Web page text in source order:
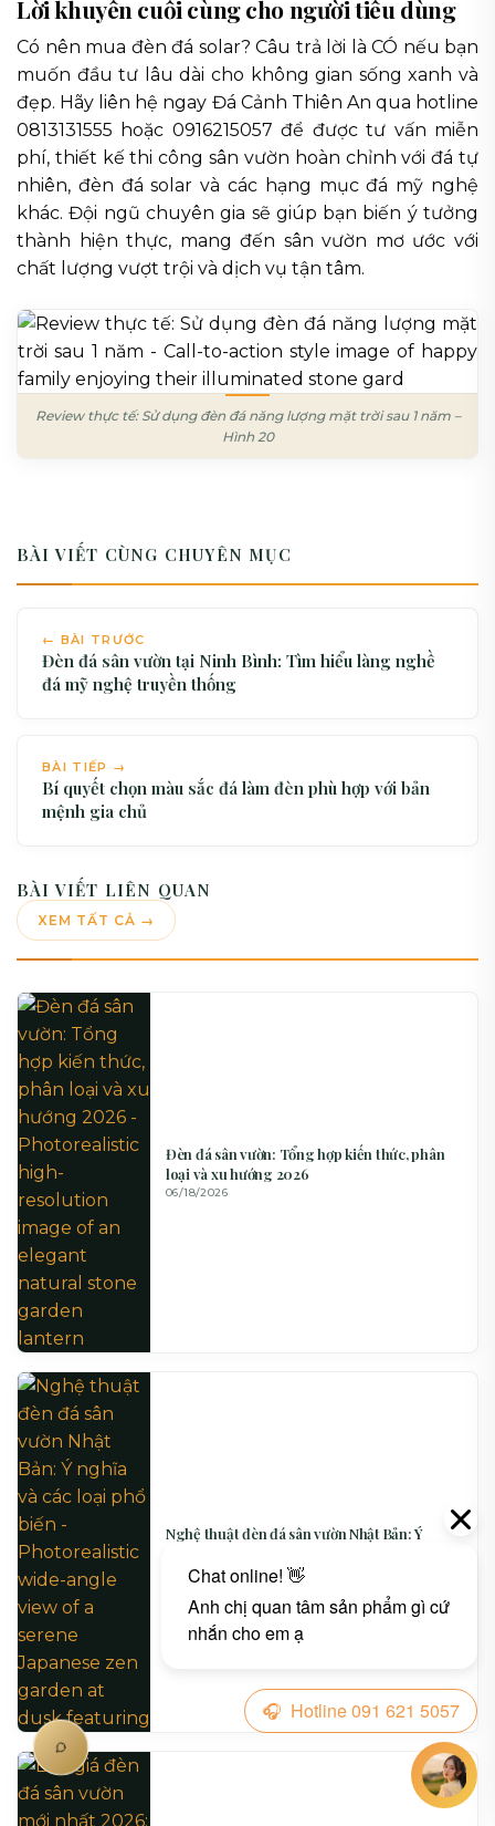
Lời khuyên cuối cùng cho người tiêu dùng
Có nên mua đèn đá solar? Câu trả lời là CÓ nếu bạn
muốn đầu tư lâu dài cho không gian sống xanh và
đẹp. Hãy liên hệ ngay Đá Cảnh Thiên An qua hotline
0813131555 hoặc 0916215057 để được tư vấn miễn
phí, thiết kế thi công sân vườn hoàn chỉnh với đá tự
nhiên, đèn đá solar và các hạng mục đá mỹ nghệ
khác. Đội ngũ chuyên gia sẽ giúp bạn biến ý tưởng
thành hiện thực, mang đến sân vườn mơ ước với
chất lượng vượt trội và dịch vụ tận tâm.
Review thực tế: Sử dụng đèn đá năng lượng mặt trời sau 1 năm –
Hình 20
BÀI VIẾT CÙNG CHUYÊN MỤC
← BÀI TRƯỚC
Đèn đá sân vườn tại Ninh Bình: Tìm hiểu làng nghề
đá mỹ nghệ truyền thống
BÀI TIẾP →
Bí quyết chọn màu sắc đá làm đèn phù hợp với bản
mệnh gia chủ
BÀI VIẾT LIÊN QUAN
XEM TẤT CẢ →
Đèn đá sân vườn: Tổng hợp kiến thức, phân
loại và xu hướng 2026
06/18/2026
Nghệ thuật đèn đá sân vườn Nhật Bản: Ý
06/18/2026